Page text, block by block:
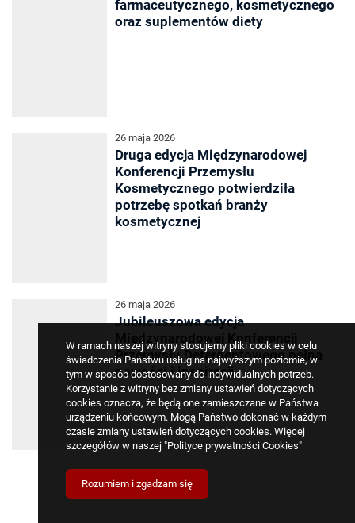
W ramach naszej witryny stosujemy pliki cookies w celu
świadczenia Państwu usług na najwyższym poziomie, w
tym w sposób dostosowany do indywidualnych potrzeb.
Korzystanie z witryny bez zmiany ustawień dotyczących
cookies oznacza, że będą one zamieszczane w Państwa
urządzeniu końcowym. Mogą Państwo dokonać w każdym
czasie zmiany ustawień dotyczących cookies. Więcej
szczegółów w naszej "Polityce prywatności Cookies"
Rozumiem i zgadzam się
farmaceutycznego, kosmetycznego
oraz suplementów diety
26 maja 2026
Druga edycja Międzynarodowej
Konferencji Przemysłu
Kosmetycznego potwierdziła
potrzebę spotkań branży
kosmetycznej
26 maja 2026
Jubileuszowa edycja
Międzynarodowej Konferencji
Przemysłu Detergentowego pełna
nowości i inspiracji